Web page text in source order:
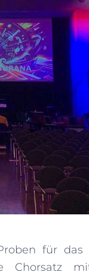
für das
Chorsatz